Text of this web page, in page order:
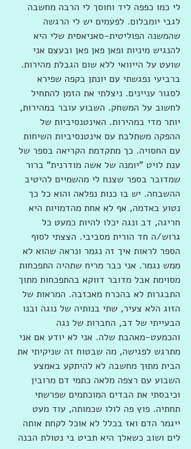
לי כמו כפפה ליד וחוסך לי הרבה מחשבה
לגבי יומבלום. לפעמים יש לי הרגשה
שהמשנה הפוליטית-סאניאסית שלי היא
להנגיש מיניות ופאן פאן פאן ובעצם אני
שועט על הייוואי ללא שום הגבלת מהירות.
ברביעי נפגשתי עם יונתן בקפה שפירא
לסגור עניינים. ניצלתי את הזמן להתחיל
לחשוב על המשחק. השבוע עובר במהירות,
יותר מדי במהירות. האינטנסיביות של
ההפקה משתלבת עם אינטנסיביות השיחות
עם החסויה. כך מתקדמת הקריאה בספר של
ענת לויט "יומנה של אשה מודרנית" ברור
שמדובר בספר שצנח לי מהשמיים להיטיב
ההשבחה. יש בו כנות נפלאה והוא כל כך
נטוע באדמה, אף לא אחת מהדמויות היא
חריגה, דב ונגה יכלו להיות כמעט כל
גרוש/ה חד הורית מסביבי. הצצתי לסוף
הספר לראות איך זה נגמר ונראה שהוא לא
ממש נגמר. אני כבר מריח שתהיה התפכחות
מסוימת אבל מדובר דווקא בהתפכחות מתוך
התבגרות לא בהכרח מאכזבה. המראות של
הזוג הלא צעיר, שתי בנותיה של נוגה ובנו
הבעייתי של דב, החברות של נגה
והכמעט-מאהבת שלה. אני לא יודע אם אני
מתרגש לפגישה, מה שבטוח זה שניקיתי את
הבית מתוך מחשבה לא להיתקע באמצע
השבוע עם רצפה מלאה כתמי דם מרובין
וכיבסתי את הבדים המוכתמים שפרשתי
תחתיה. פוץ פה לולו שכמותה, עוד מעט
ייגמר הדם ואז בכלל לא אוכל לקחת אותה
לים ושוב כשאלך היא תביט בי נטולת הבנה